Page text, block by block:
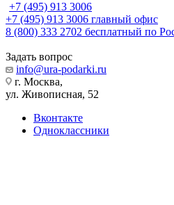
+7 (495) 913 3006
+7 (495) 913 3006 главный офис
8 (800) 333 2702 бесплатный по
Задать вопрос
info@ura-podarki.ru
г. Москва,
ул. Живописная, 52
Вконтакте
Одноклассники